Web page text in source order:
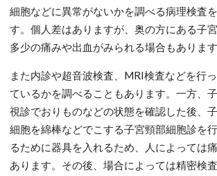
細胞などに異常がないかを調べる病理検査
す。個人差はありますが、奥の方にある子
多少の痛みや出血がみられる場合もあります
また内診や超音波検査、MRI検査などを行
ているかを調べることもあります。一方、
視診でおりものなどの状態を確認した後、
細胞を綿棒などでこする子宮頸部細胞診を
るために器具を入れるため、人によっては
あります。その後、場合によっては精密検